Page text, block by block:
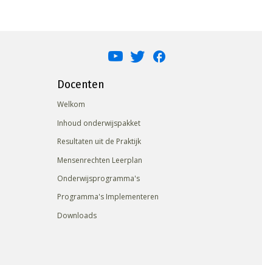
Docenten
Welkom
Inhoud onderwijspakket
Resultaten uit de Praktijk
Mensenrechten Leerplan
Onderwijsprogramma's
Programma's Implementeren
Downloads